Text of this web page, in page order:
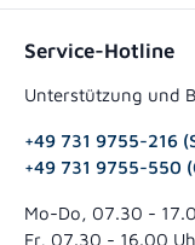
Service-Hotline
Unterstützung und
+49 731 9755-216
+49 731 9755-550
Mo-Do, 07.30 -
Fr, 07.30 - 16.00